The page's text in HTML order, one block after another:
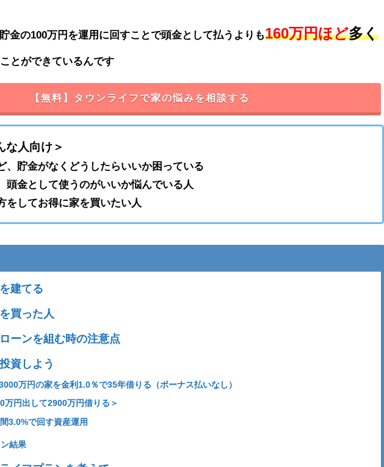
金の100万円を運用に回すことで頭金として払うよりも160万円ほど多く
ことができているんです
【無料】タウンライフで家の悩みを相談する
な人向け＞
、貯金がなくどうしたらいいか困っている
頭金として使うのがいいか悩んでいる人
をしてお得に家を買いたい人
建てる
買った人
ーンを組む時の注意点
資しよう
万円の家を金利1.0％で35年借りる（ボーナス払いなし）
万円出して2900万円借りる＞
3.0%で回す資産運用
結果